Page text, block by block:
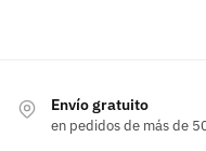
Envío gratuito
en pedidos de más de